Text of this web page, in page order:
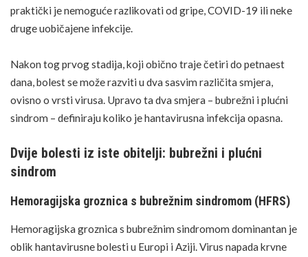
praktički je nemoguće razlikovati od gripe, COVID-19 ili neke
druge uobičajene infekcije.
Nakon tog prvog stadija, koji obično traje četiri do petnaest
dana, bolest se može razviti u dva sasvim različita smjera,
ovisno o vrsti virusa. Upravo ta dva smjera – bubrežni i plućni
sindrom – definiraju koliko je hantavirusna infekcija opasna.
Dvije bolesti iz iste obitelji: bubrežni i plućni
sindrom
Hemoragijska groznica s bubrežnim sindromom (HFRS)
Hemoragijska groznica s bubrežnim sindromom dominantan je
oblik hantavirusne bolesti u Europi i Aziji. Virus napada krvne